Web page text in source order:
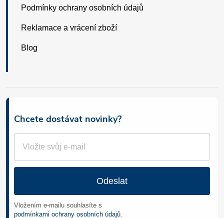
Podmínky ochrany osobních údajů
Reklamace a vrácení zboží
Blog
Chcete dostávat novinky?
Odeslat
Vložením e-mailu souhlasíte s
podmínkami ochrany osobních údajů